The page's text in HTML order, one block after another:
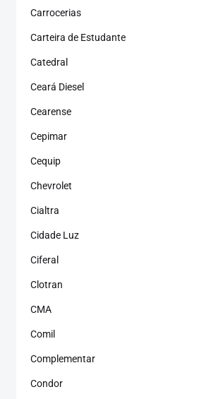
Carrocerias
Carteira de Estudante
Catedral
Ceará Diesel
Cearense
Cepimar
Cequip
Chevrolet
Cialtra
Cidade Luz
Ciferal
Clotran
CMA
Comil
Complementar
Condor